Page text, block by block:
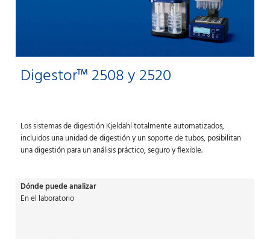
Digestor™ 2508 y 2520
Los sistemas de digestión Kjeldahl totalmente automatizados,
incluidos una unidad de digestión y un soporte de tubos, posibilitan
una digestión para un análisis práctico, seguro y flexible.
Dónde puede analizar
En el laboratorio